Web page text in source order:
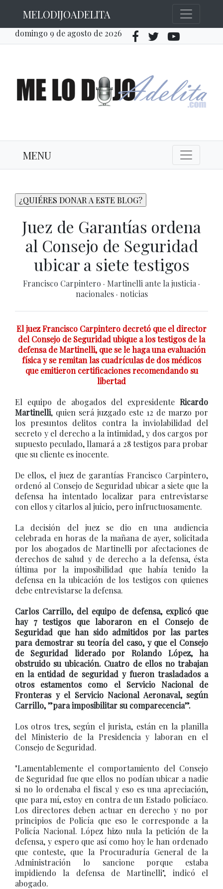
MELODIJOADELITA
domingo 9 de agosto de 2026
MENU
Juez de Garantías ordena
al Consejo de Seguridad
ubicar a siete testigos
Francisco Carpintero · Martinelli ante la justicia ·
nacionales · noticias
El juez Francisco Carpintero decretó que el director
del Consejo de Seguridad ubique a los testigos de la
defensa de Martinelli, que se le haga una evaluación
física y se remitan las cuadrículas de dos médicos
que emitieron certificaciones recomendando su
libertad
El equipo de abogados del expresidente Ricardo
Martinelli, quien será juzgado este 12 de marzo por
los presuntos delitos contra la inviolabilidad del
secreto y el derecho a la intimidad, y dos cargos por
supuesto peculado, llamará a 28 testigos para probar
que su cliente es inocente.
De ellos, el juez de garantías Francisco Carpintero,
ordenó al Consejo de Seguridad ubicar a siete que la
defensa ha intentado localizar para entrevistarse
con ellos y citarlos al juicio, pero infructuosamente.
La decisión del juez se dio en una audiencia
celebrada en horas de la mañana de ayer, solicitada
por los abogados de Martinelli por afectaciones de
derechos de salud y de derecho a la defensa, ésta
última por la imposibilidad que había tenido la
defensa en la ubicación de los testigos con quienes
debe entrevistarse la defensa.
Carlos Carrillo, del equipo de defensa, explicó que
hay 7 testigos que laboraron en el Consejo de
Seguridad que han sido admitidos por las partes
para demostrar su teoría del caso, y que el Consejo
de Seguridad liderado por Rolando López, ha
obstruido su ubicación. Cuatro de ellos no trabajan
en la entidad de seguridad y fueron trasladados a
otros estamentos como el Servicio Nacional de
Fronteras y el Servicio Nacional Aeronaval, según
Carrillo, ”para imposibilitar su comparecencia”.
Los otros tres, según el jurista, están en la planilla
del Ministerio de la Presidencia y laboran en el
Consejo de Seguridad.
"Lamentablemente el comportamiento del Consejo
de Seguridad fue que ellos no podían ubicar a nadie
si no lo ordenaba el fiscal y eso es una apreciación,
que para mí, estoy en contra de un Estado policíaco.
Los directores deben actuar en derecho y no por
principios de Policía que eso le corresponde a la
Policía Nacional. López hizo nula la petición de la
defensa, y espero que así como hoy le han ordenado
que conteste, que la Procuraduría General de la
Administración lo sancione porque estaba
impidiendo la defensa de Martinelli", indicó el
abogado.